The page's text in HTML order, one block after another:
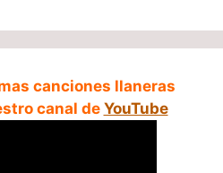
canciones llaneras
canal de YouTube